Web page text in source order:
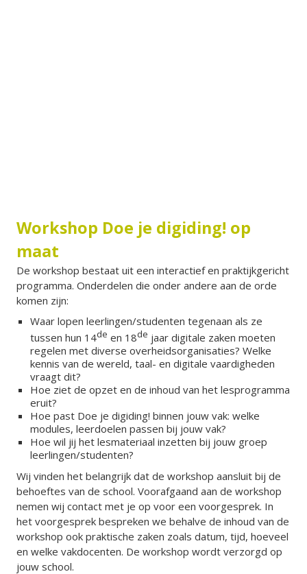
Workshop Doe je digiding! op
maat
De workshop bestaat uit een interactief en praktijkgericht
programma. Onderdelen die onder andere aan de orde
komen zijn:
Waar lopen leerlingen/studenten tegenaan als ze
tussen hun 14de en 18de jaar digitale zaken moeten
regelen met diverse overheidsorganisaties? Welke
kennis van de wereld, taal- en digitale vaardigheden
vraagt dit?
Hoe ziet de opzet en de inhoud van het lesprogramma
eruit?
Hoe past Doe je digiding! binnen jouw vak: welke
modules, leerdoelen passen bij jouw vak?
Hoe wil jij het lesmateriaal inzetten bij jouw groep
leerlingen/studenten?
Wij vinden het belangrijk dat de workshop aansluit bij de
behoeftes van de school. Voorafgaand aan de workshop
nemen wij contact met je op voor een voorgesprek. In
het voorgesprek bespreken we behalve de inhoud van de
workshop ook praktische zaken zoals datum, tijd, hoeveel
en welke vakdocenten. De workshop wordt verzorgd op
jouw school.